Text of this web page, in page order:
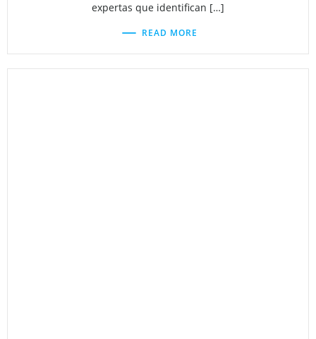
expertas que identifican […]
READ MORE